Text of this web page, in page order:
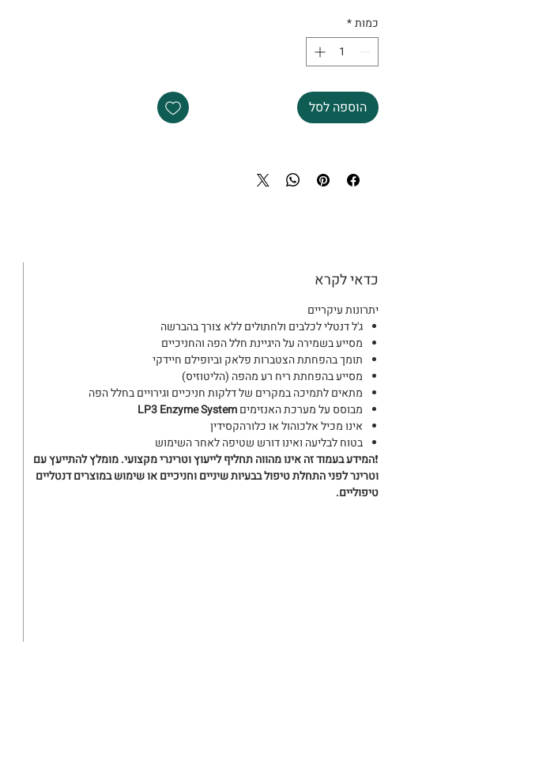
כמות*
הוספה לסל
כדאי לקרא
יתרונות עיקריים
ג'ל דנטלי לכלבים ולחתולים ללא צורך בהברשה
מסייע בשמירה על היגיינת חלל הפה והחניכיים
תומך בהפחתת הצטברות פלאק וביופילם חיידקי
מסייע בהפחתת ריח רע מהפה (הליטוזיס)
מתאים לתמיכה במקרים של דלקות חניכיים וגירויים בחלל הפה
מבוסס על מערכת האנזימיםLP3 Enzyme System
אינו מכיל אלכוהול או כלורהקסידין
בטוח לבליעה ואינו דורש שטיפה לאחר השימוש
❗️המידע בעמוד זה אינו מהווה תחליף לייעוץ וטרינרי מקצועי. מומלץ להתייעץ עם
וטרינר לפני התחלת טיפול בבעיות שיניים וחניכיים או שימוש במוצרים דנטליים
טיפוליים.